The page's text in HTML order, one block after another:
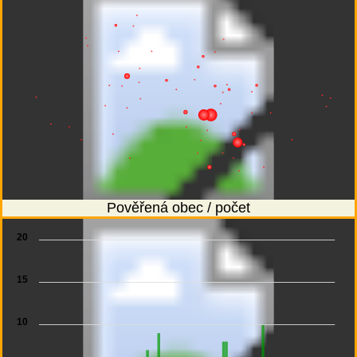
Pověřená obec / počet
10
15
20